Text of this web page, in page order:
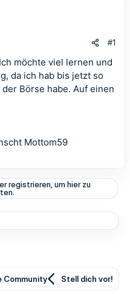
#1
möchte viel lernen und
da ich hab bis jetzt so
Börse habe. Auf einen
Mottom59
registrieren, um hier zu
Community Stell dich vor!